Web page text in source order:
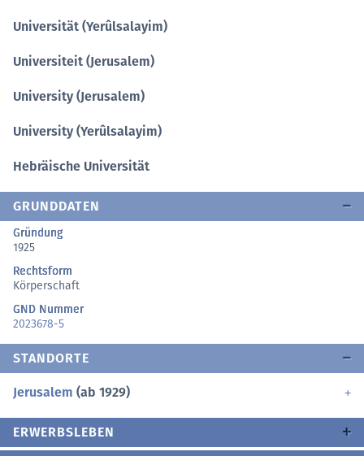
Universität (Yerûlsalayim)
Universiteit (Jerusalem)
University (Jerusalem)
University (Yerûlsalayim)
Hebräische Universität
GRUNDDATEN
Gründung
1925
Rechtsform
Körperschaft
GND Nummer
2023678-5
STANDORTE
Jerusalem (ab 1929)
ERWERBSLEBEN